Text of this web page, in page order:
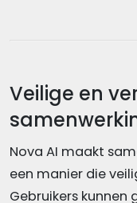
Veilige en
Nova AI maakt
een manier die
Gebruikers kunnen